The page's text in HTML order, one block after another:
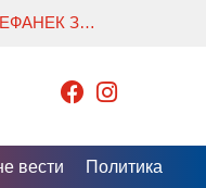
ДАЧИЋ И ШТЕФАНЕК ЗА ЈАЧИ СПОРТ У ПОЛИЦИЈИ: НАСТАВАК ПОДРШКЕ РАЗВОЈУ И ТАКМИЧЕЊИМА
вести Политика